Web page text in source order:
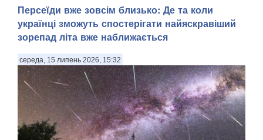
Персеїди вже зовсім близько: Де та коли
українці зможуть спостерігати найяскравіший
зорепад літа вже наближається
середа, 15 липень 2026, 15:32